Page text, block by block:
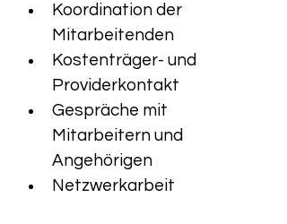
Koordination der
Mitarbeitenden
Kostenträger- und
Providerkontakt
Gespräche mit
Mitarbeitern und
Angehörigen
Netzwerkarbeit